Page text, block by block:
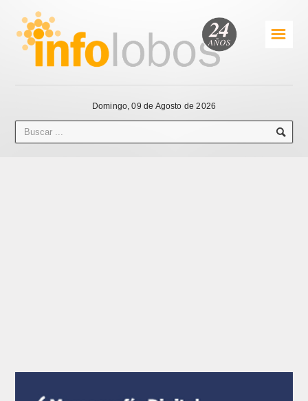
☰
Domingo, 09 de Agosto de 2026